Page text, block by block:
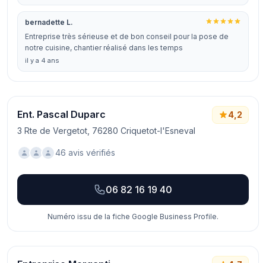
bernadette L.
Entreprise très sérieuse et de bon conseil pour la pose de
notre cuisine, chantier réalisé dans les temps
il y a 4 ans
Ent. Pascal Duparc
3 Rte de Vergetot, 76280 Criquetot-l'Esneval
4,2
46 avis vérifiés
06 82 16 19 40
Numéro issu de la fiche Google Business Profile.